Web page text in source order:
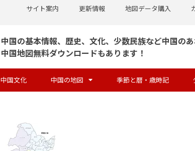
サイト案内 更新情報 地図データ購入
中国の基本情報、歴史、文化、少数民族など中国の
中国地図無料ダウンロードもあります！
中国文化 中国の地図 季節と暦・歳時記